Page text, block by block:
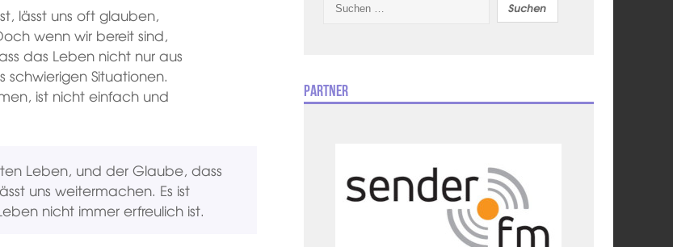
lässt uns oft glauben,
wenn wir bereit sind,
das Leben nicht nur aus
Situationen.
ist nicht einfach und
Leben, und der Glaube, dass
uns weitermachen. Es ist
nicht immer erfreulich ist.
nach:
Partner